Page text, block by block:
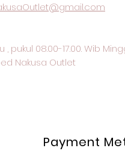
pukul 08.00-17.00. Wib
Nakusa Outlet
Payment